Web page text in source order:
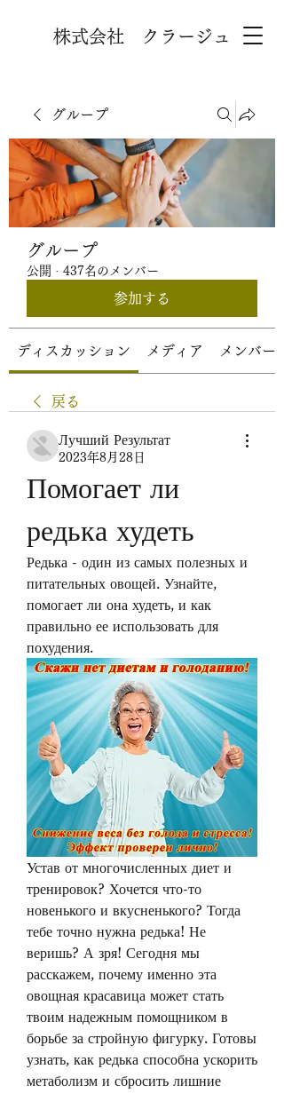
株式会社 クラージュ
グループ
グループ
公開 · 437名のメンバー
参加する
ディスカッション メディア メンバー
戻る
Лучший Результат
2023年8月28日
Помогает ли
редька худеть
Редька - один из самых полезных и
питательных овощей. Узнайте,
помогает ли она худеть, и как
правильно ее использовать для
похудения.
Устав от многочисленных диет и
тренировок? Хочется что-то
новенького и вкусненького? Тогда
тебе точно нужна редька! Не
веришь? А зря! Сегодня мы
расскажем, почему именно эта
овощная красавица может стать
твоим надежным помощником в
борьбе за стройную фигурку. Готовы
узнать, как редька способна ускорить
метаболизм и сбросить лишние